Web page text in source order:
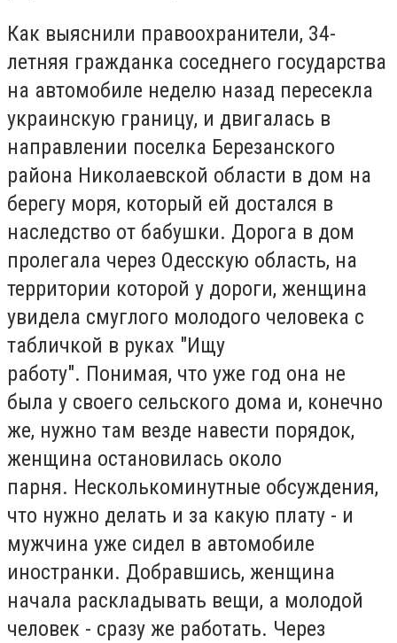
Как выяснили правоохранители, 34-
летняя гражданка соседнего государства
на автомобиле неделю назад пересекла
украинскую границу, и двигалась в
направлении поселка Березанского
района Николаевской области в дом на
берегу моря, который ей достался в
наследство от бабушки. Дорога в дом
пролегала через Одесскую область, на
территории которой у дороги, женщина
увидела смуглого молодого человека с
табличкой в руках "Ищу
работу". Понимая, что уже год она не
была у своего сельского дома и, конечно
же, нужно там везде навести порядок,
женщина остановилась около
парня. Несколькоминутные обсуждения,
что нужно делать и за какую плату - и
мужчина уже сидел в автомобиле
иностранки. Добравшись, женщина
начала раскладывать вещи, а молодой
человек - сразу же работать. Через